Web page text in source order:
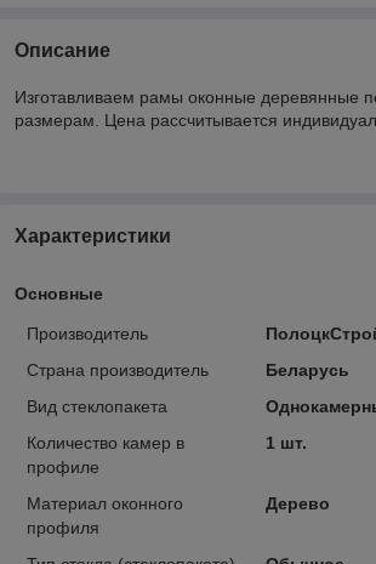
Описание
Изготавливаем рамы оконные деревянные
размерам. Цена рассчитывается
Характеристики
Основные
Производитель
Страна производитель
Беларусь
Вид стеклопакета
Количество камер в
профиле
1 шт.
Материал оконного
профиля
Дерево